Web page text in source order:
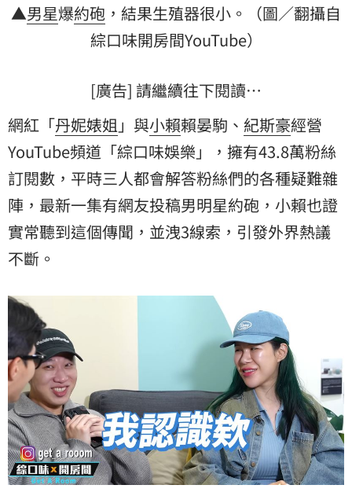
▲男星爆約砲 ，結果生殖器很小。（圖／翻攝自
綜口味開房間YouTube）
[廣告] 請繼續往下閱讀…
網紅「丹妮婊姐 」與小賴賴晏駒、 紀斯豪經營
YouTube頻道「綜口味娛樂」，擁有43.8萬粉絲
訂閱數，平時三人都會解答粉絲們的各種疑難雜
陣，最新一集有網友投稿男明星約砲，小賴也證
實常聽到這個傳聞，並洩3線索，引發外界熱議
不斷。